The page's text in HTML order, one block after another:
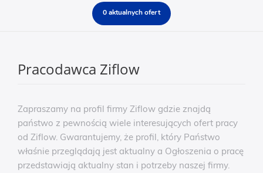
0 aktualnych ofert
Pracodawca Ziflow
Zapraszamy na profil firmy Ziflow gdzie znajdą
państwo z pewnością wiele interesujących ofert pracy
od Ziflow. Gwarantujemy, że profil, który Państwo
właśnie przeglądają jest aktualny a Ogłoszenia o pracę
przedstawiają aktualny stan i potrzeby naszej firmy.